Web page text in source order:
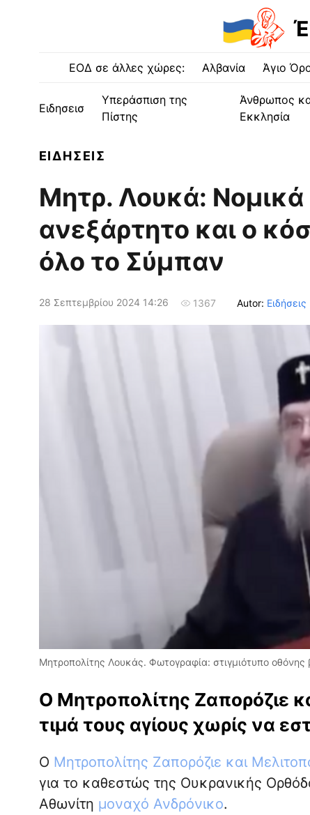
ΕΟΔ σε άλλες χώρες: Αλβανία Άγιο
Ειδησεισ
Υπεράσπιση της
Πίστης
Άνθρωπος
Εκκλησία
ΕΙΔΗΣΕΙΣ
Μητρ. Λουκά: Νομικά
ανεξάρτητο και ο
όλο το Σύμπαν
28 Σεπτεμβρίου 2024 14:26 1367 Autor: Ειδήσεις
Μητροπολίτης Λουκάς. Φωτογραφία: στιγμιότυπο οθόνης
Ο Μητροπολίτης Ζαπορόζιε
τιμά τους αγίους χωρίς να
Ο Μητροπολίτης Ζαπορόζιε και
για το καθεστώς της Ουκρανικής
Αθωνίτη μοναχό Ανδρόνικο.